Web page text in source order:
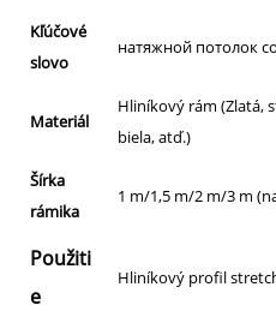
Kľúčové
slovo
натяжной потолок
Materiál
Hliníkový rám (Zlatá,
biela, atď.)
Šírka
rámika
1 m/1,5 m/2 m/3 m
Použiti
e
Hliníkový profil